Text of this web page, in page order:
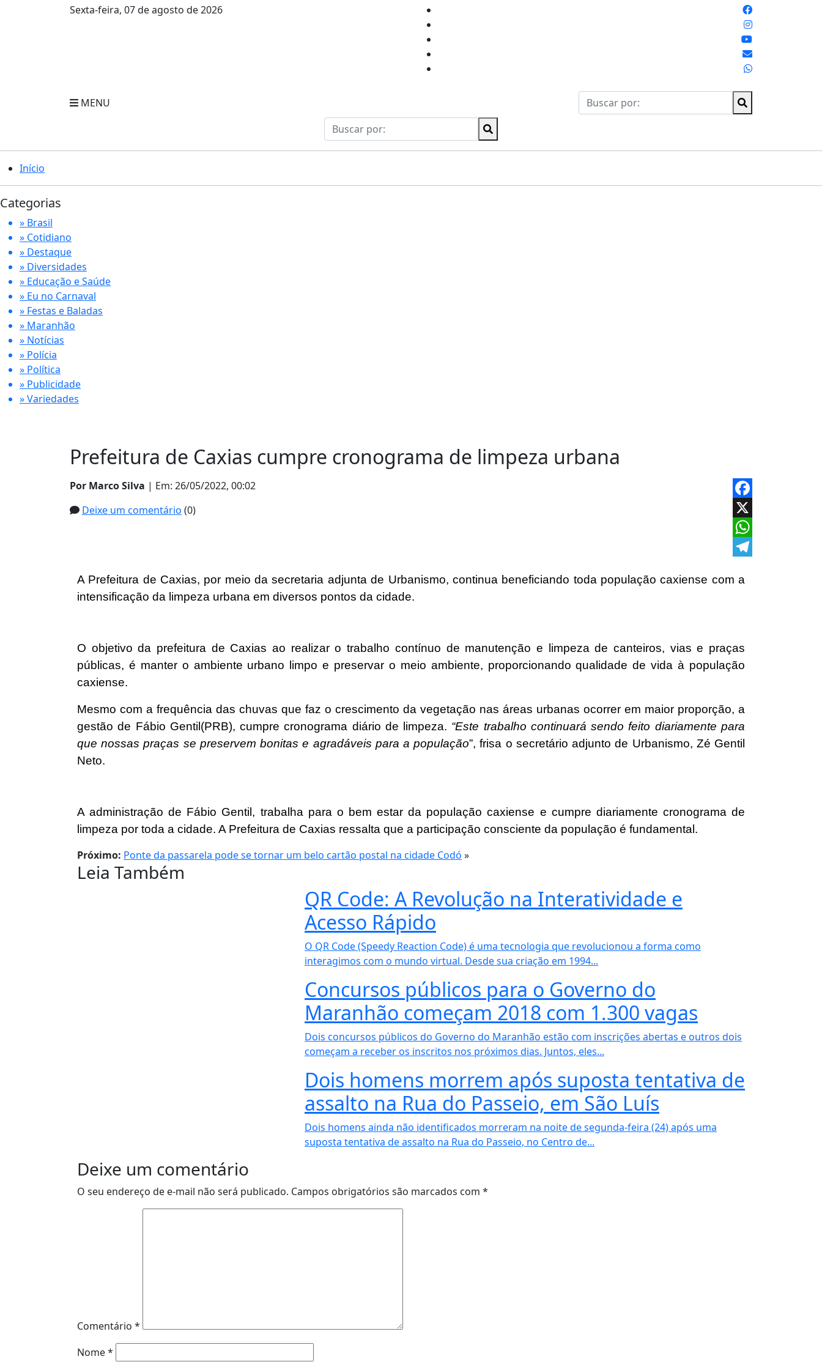
Sexta-feira, 07 de agosto de 2026
MENU
Início
Categorias
» Brasil
» Cotidiano
» Destaque
» Diversidades
» Educação e Saúde
» Eu no Carnaval
» Festas e Baladas
» Maranhão
» Notícias
» Polícia
» Política
» Publicidade
» Variedades
Prefeitura de Caxias cumpre cronograma de limpeza urbana
Por Marco Silva | Em: 26/05/2022, 00:02
Deixe um comentário (0)
Facebook
X
WhatsApp
A Prefeitura de Caxias, por meio da secretaria adjunta de Urbanismo, continua beneficiando toda população caxiense com a
intensificação da limpeza urbana em diversos pontos da cidade.
O objetivo da prefeitura de Caxias ao realizar o trabalho contínuo de manutenção e limpeza de canteiros, vias e praças
públicas, é manter o ambiente urbano limpo e preservar o meio ambiente, proporcionando qualidade de vida à população
caxiense.
Mesmo com a frequência das chuvas que faz o crescimento da vegetação nas áreas urbanas ocorrer em maior proporção, a
gestão de Fábio Gentil(PRB), cumpre cronograma diário de limpeza. “Este trabalho continuará sendo feito diariamente para
que nossas praças se preservem bonitas e agradáveis para a população”, frisa o secretário adjunto de Urbanismo, Zé Gentil
Neto.
A administração de Fábio Gentil, trabalha para o bem estar da população caxiense e cumpre diariamente cronograma de
limpeza por toda a cidade. A Prefeitura de Caxias ressalta que a participação consciente da população é fundamental.
Próximo: Ponte da passarela pode se tornar um belo cartão postal na cidade Codó »
Leia Também
QR Code: A Revolução na Interatividade e
Acesso Rápido
O QR Code (Speedy Reaction Code) é uma tecnologia que revolucionou a forma como
interagimos com o mundo virtual. Desde sua criação em 1994...
Concursos públicos para o Governo do
Maranhão começam 2018 com 1.300 vagas
Dois concursos públicos do Governo do Maranhão estão com inscrições abertas e outros dois
começam a receber os inscritos nos próximos dias. Juntos, eles...
Dois homens morrem após suposta tentativa de
assalto na Rua do Passeio, em São Luís
Dois homens ainda não identificados morreram na noite de segunda-feira (24) após uma
suposta tentativa de assalto na Rua do Passeio, no Centro de...
Deixe um comentário
O seu endereço de e-mail não será publicado. Campos obrigatórios são marcados com *
Comentário *
Nome*